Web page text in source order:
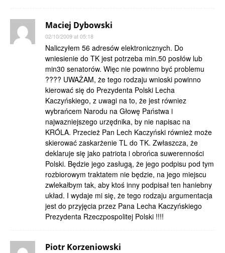
Maciej Dybowski
02/10/2009 at 05:18
Naliczyłem 56 adresów elektronicznych. Do
wniesienie do TK jest potrzeba min.50 posłów lub
min30 senatorów. Więc nie powinno być problemu
???? UWAŻAM, że tego rodzaju wnioski powinno
kierować się do Prezydenta Polski Lecha
Kaczyńskiego, z uwagi na to, że jest równiez
wybrańcem Narodu na Głowę Państwa i
najwazniejszego urzędnika, by nie napisac na
KRÓLA. Przecież Pan Lech Kaczyński również może
skierować zaskarżenie TL do TK. Zwłaszcza, że
deklaruje się jako patriota i obrońca suwerenności
Polski. Będzie jego zasługą, że jego podpisu pod tym
rozbiorowym traktatem nie będzie, na jego miejscu
zwlekałbym tak, aby ktoś inny podpisał ten haniebny
układ. I wydaje mi się, że tego rodzaju argumentacja
jest do przyjęcia przez Pana Lecha Kaczyńskiego
Prezydenta Rzeczpospolitej Polski !!!!
Piotr Korzeniowski